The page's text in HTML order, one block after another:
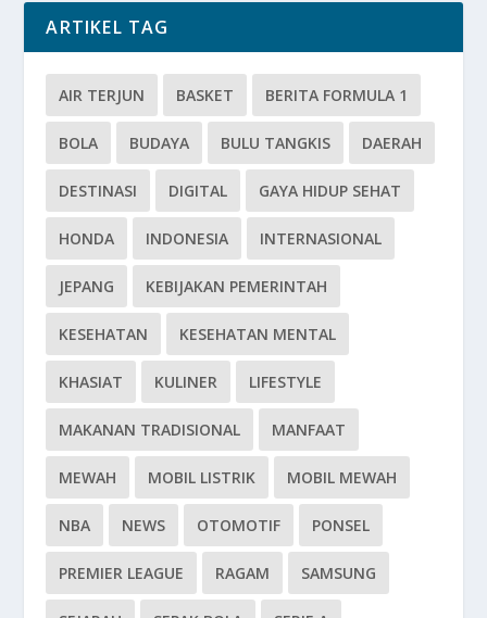
ARTIKEL TAG
AIR TERJUN BASKET BERITA FORMULA 1
BOLA BUDAYA BULU TANGKIS DAERAH
DESTINASI DIGITAL GAYA HIDUP SEHAT
HONDA INDONESIA INTERNASIONAL
JEPANG KEBIJAKAN PEMERINTAH
KESEHATAN KESEHATAN MENTAL
KHASIAT KULINER LIFESTYLE
MAKANAN TRADISIONAL MANFAAT
MEWAH MOBIL LISTRIK MOBIL MEWAH
NBA NEWS OTOMOTIF PONSEL
PREMIER LEAGUE RAGAM SAMSUNG